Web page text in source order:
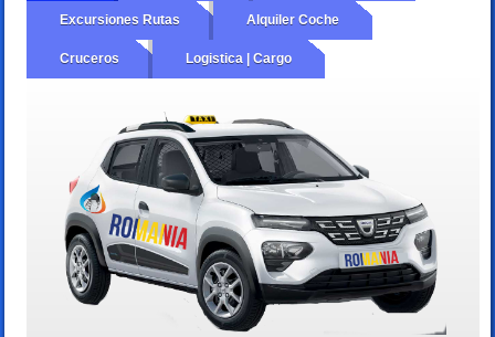
Excursiones Rutas Alquiler Coche
Cruceros Logistica | Cargo